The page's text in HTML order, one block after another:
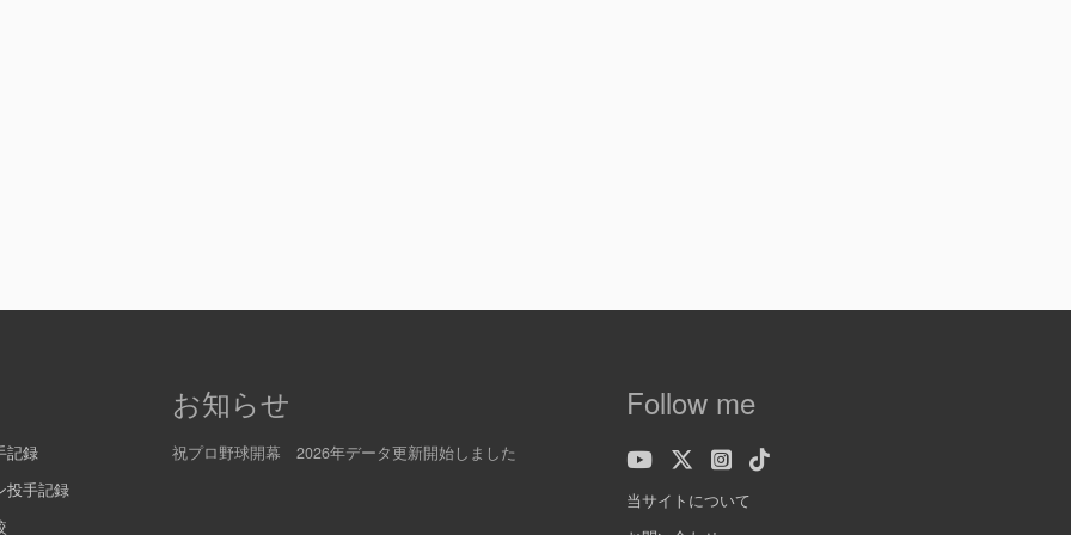
記録
投手記録
お知らせ
祝プロ野球開幕 2026年データ更新開始しました
Follow me
当サイトについて